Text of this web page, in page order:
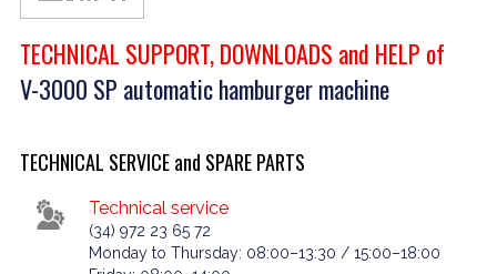
TECHNICAL SUPPORT, DOWNLOADS and HELP of
V-3000 SP automatic hamburger machine
TECHNICAL SERVICE and SPARE PARTS
Technical service
(34) 972 23 65 72
Monday to Thursday: 08:00–13:30 / 15:00–18:00